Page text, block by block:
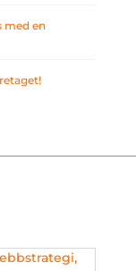
med en